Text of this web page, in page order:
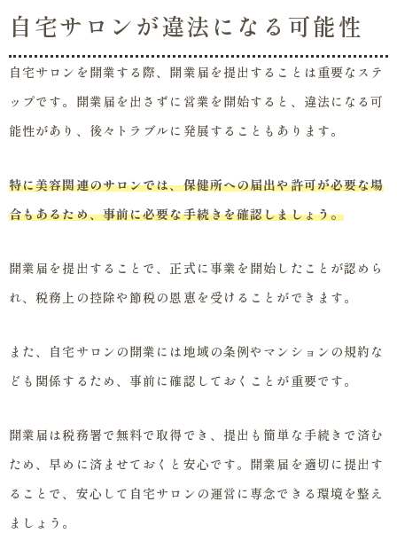
自宅サロンが違法になる可能性
自宅サロンを開業する際、開業届を提出することは重要なステ
ップです。開業届を出さずに営業を開始すると、違法になる可
能性があり、後々トラブルに発展することもあります。
特に美容関連のサロンでは、保健所への届出や許可が必要な場
合もあるため、事前に必要な手続きを確認しましょう。
開業届を提出することで、正式に事業を開始したことが認めら
れ、税務上の控除や節税の恩恵を受けることができます。
また、自宅サロンの開業には地域の条例やマンションの規約な
ども関係するため、事前に確認しておくことが重要です。
開業届は税務署で無料で取得でき、提出も簡単な手続きで済む
ため、早めに済ませておくと安心です。開業届を適切に提出す
ることで、安心して自宅サロンの運営に専念できる環境を整え
ましょう。